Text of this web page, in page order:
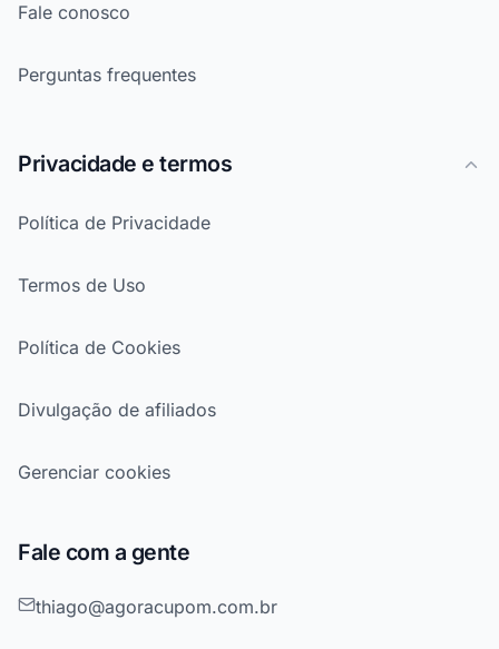
Fale conosco
Perguntas frequentes
Privacidade e termos
Política de Privacidade
Termos de Uso
Política de Cookies
Divulgação de afiliados
Gerenciar cookies
Fale com a gente
thiago@agoracupom.com.br